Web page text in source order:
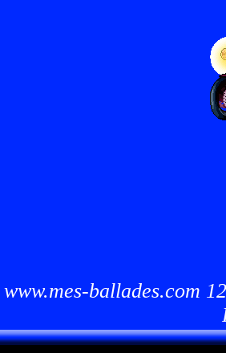
www.mes-ballades.com